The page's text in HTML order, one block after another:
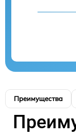
Преимущества